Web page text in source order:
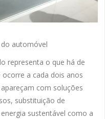
automóvel
representa o que há de
a cada dois anos
com soluções
substituição de
sustentável como a